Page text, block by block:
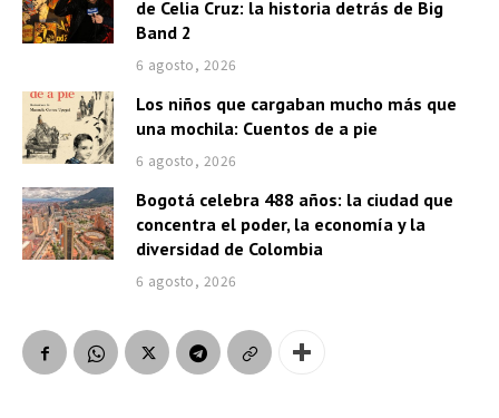
de Celia Cruz: la historia detrás de Big
Band 2
6 agosto, 2026
Los niños que cargaban mucho más que
una mochila: Cuentos de a pie
6 agosto, 2026
Bogotá celebra 488 años: la ciudad que
concentra el poder, la economía y la
diversidad de Colombia
6 agosto, 2026